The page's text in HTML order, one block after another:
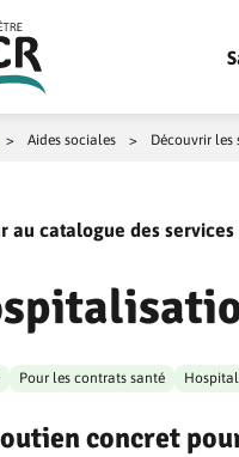
> Aides sociales > Découvrir les
au catalogue des services
Pour les contrats santé
concret